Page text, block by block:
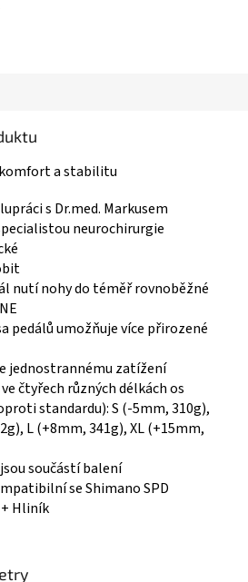
a stabilitu
s Dr.med. Markusem
neurochirurgie
nutí nohy do téměř rovnoběžné
pedálů umožňuje více přirozené
jednostrannému zatížení
čtyřech různých délkách os
standardu): S (-5mm, 310g),
L (+8mm, 341g), XL (+15mm,
součástí balení
se Shimano SPD
Hliník